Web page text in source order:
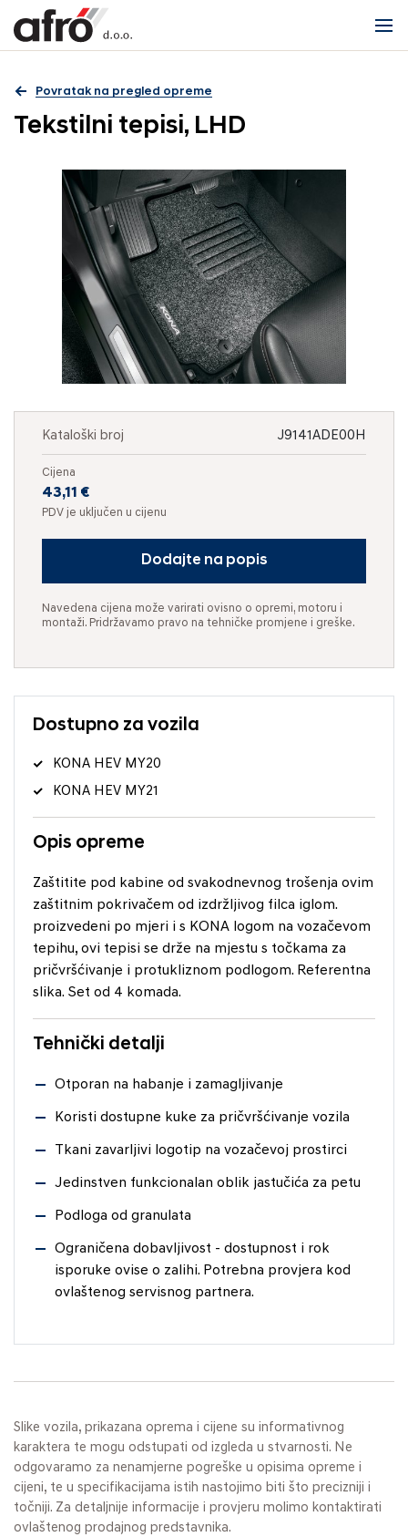
Povratak na pregled opreme
Tekstilni tepisi, LHD
Kataloški broj J9141ADE00H
Cijena
43,11 €
PDV je uključen u cijenu
Dodajte na popis
Navedena cijena može varirati ovisno o opremi, motoru i
montaži. Pridržavamo pravo na tehničke promjene i greške.
Dostupno za vozila
KONA HEV MY20
KONA HEV MY21
Opis opreme
Zaštitite pod kabine od svakodnevnog trošenja ovim
zaštitnim pokrivačem od izdržljivog filca iglom.
proizvedeni po mjeri i s KONA logom na vozačevom
tepihu, ovi tepisi se drže na mjestu s točkama za
pričvršćivanje i protukliznom podlogom. Referentna
slika. Set od 4 komada.
Tehnički detalji
Otporan na habanje i zamagljivanje
Koristi dostupne kuke za pričvršćivanje vozila
Tkani zavarljivi logotip na vozačevoj prostirci
Jedinstven funkcionalan oblik jastučića za petu
Podloga od granulata
Ograničena dobavljivost - dostupnost i rok
isporuke ovise o zalihi. Potrebna provjera kod
ovlaštenog servisnog partnera.
Slike vozila, prikazana oprema i cijene su informativnog
karaktera te mogu odstupati od izgleda u stvarnosti. Ne
odgovaramo za nenamjerne pogreške u opisima opreme i
cijeni, te u specifikacijama istih nastojimo biti što precizniji i
točniji. Za detaljnije informacije i provjeru molimo kontaktirati
ovlaštenog prodajnog predstavnika.